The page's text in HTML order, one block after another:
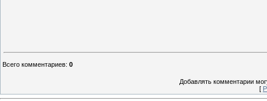
Всего комментариев: 0
Добавлять комментарии
[